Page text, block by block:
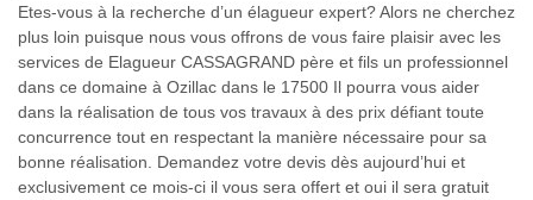
Etes-vous à la recherche d’un élagueur expert? Alors ne cherchez
plus loin puisque nous vous offrons de vous faire plaisir avec les
services de Elagueur CASSAGRAND père et fils un professionnel
dans ce domaine à Ozillac dans le 17500 Il pourra vous aider
dans la réalisation de tous vos travaux à des prix défiant toute
concurrence tout en respectant la manière nécessaire pour sa
bonne réalisation. Demandez votre devis dès aujourd’hui et
exclusivement ce mois-ci il vous sera offert et oui il sera gratuit